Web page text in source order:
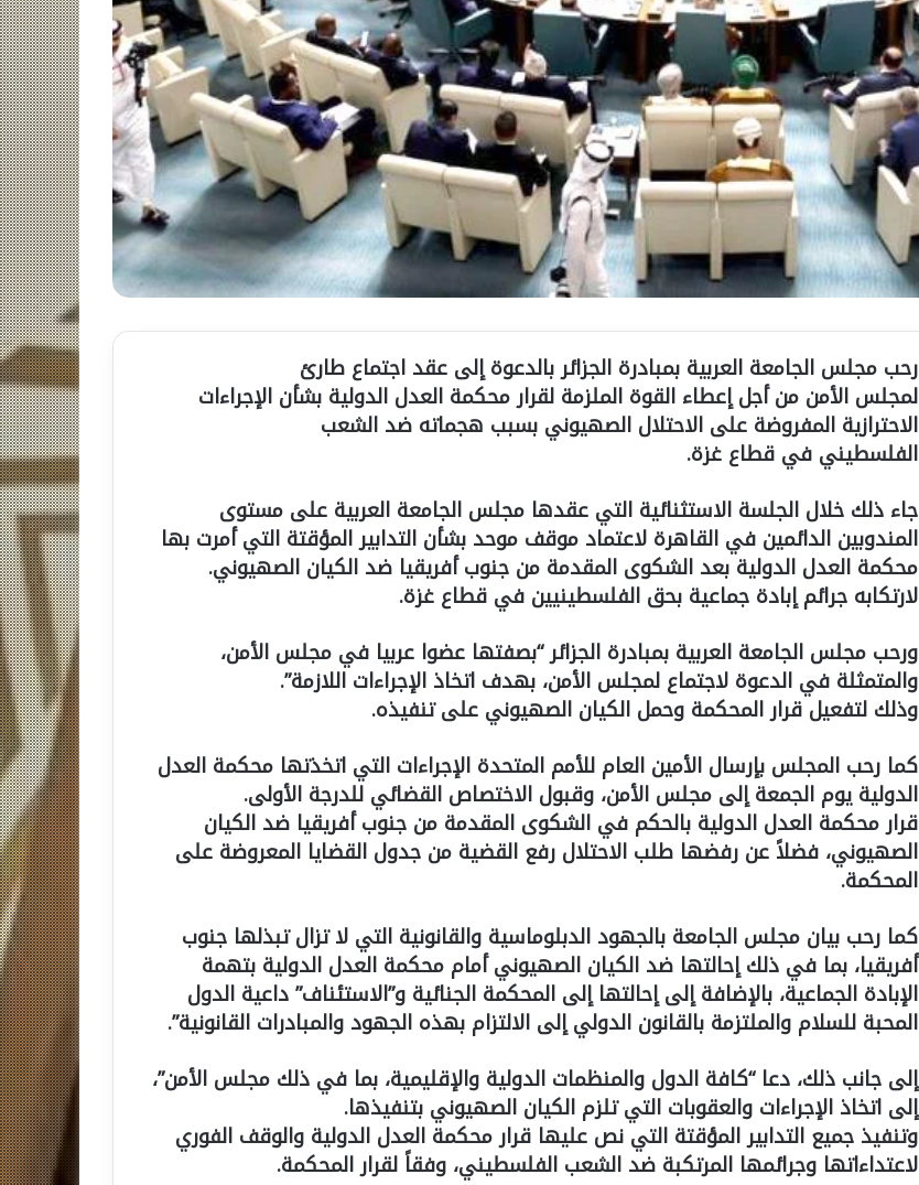
رحب مجلس الجامعة العربية بمبادرة الجزائر بالدعوة إلى عقد اجتماع طارئ
لمجلس الأمن من أجل إعطاء القوة الملزمة لقرار محكمة العدل الدولية بشأن الإجراءات
الاحترازية المفروضة على الاحتلال الصهيوني بسبب هجماته ضد الشعب
الفلسطيني في قطاع غزة.
جاء ذلك خلال الجلسة الاستثنائية التي عقدها مجلس الجامعة العربية على مستوى
المندوبين الدائمين في القاهرة لاعتماد موقف موحد بشأن التدابير المؤقتة التي أمرت بها
محكمة العدل الدولية بعد الشكوى المقدمة من جنوب أفريقيا ضد الكيان الصهيوني.
لارتكابه جرائم إبادة جماعية بحق الفلسطينيين في قطاع غزة.
ورحب مجلس الجامعة العربية بمبادرة الجزائر “بصفتها عضوا عربيا في مجلس الأمن،
والمتمثلة في الدعوة لاجتماع لمجلس الأمن، بهدف اتخاذ الإجراءات اللازمة”.
وذلك لتفعيل قرار المحكمة وحمل الكيان الصهيوني على تنفيذه.
كما رحب المجلس بإرسال الأمين العام للأمم المتحدة الإجراءات التي اتخذتها محكمة العدل
الدولية يوم الجمعة إلى مجلس الأمن، وقبول الاختصاص القضائي للدرجة الأولى.
قرار محكمة العدل الدولية بالحكم في الشكوى المقدمة من جنوب أفريقيا ضد الكيان
الصهيوني، فضلاً عن رفضها طلب الاحتلال رفع القضية من جدول القضايا المعروضة على
المحكمة.
كما رحب بيان مجلس الجامعة بالجهود الدبلوماسية والقانونية التي لا تزال تبذلها جنوب
أفريقيا، بما في ذلك إحالتها ضد الكيان الصهيوني أمام محكمة العدل الدولية بتهمة
الإبادة الجماعية، بالإضافة إلى إحالتها إلى المحكمة الجنائية و”الاستئناف” داعية الدول
المحبة للسلام والملتزمة بالقانون الدولي إلى الالتزام بهذه الجهود والمبادرات القانونية”.
إلى جانب ذلك، دعا “كافة الدول والمنظمات الدولية والإقليمية، بما في ذلك مجلس الأمن”،
إلى اتخاذ الإجراءات والعقوبات التي تلزم الكيان الصهيوني بتنفيذها.
وتنفيذ جميع التدابير المؤقتة التي نص عليها قرار محكمة العدل الدولية والوقف الفوري
لاعتداءاتها وجرائمها المرتكبة ضد الشعب الفلسطيني، وفقاً لقرار المحكمة.